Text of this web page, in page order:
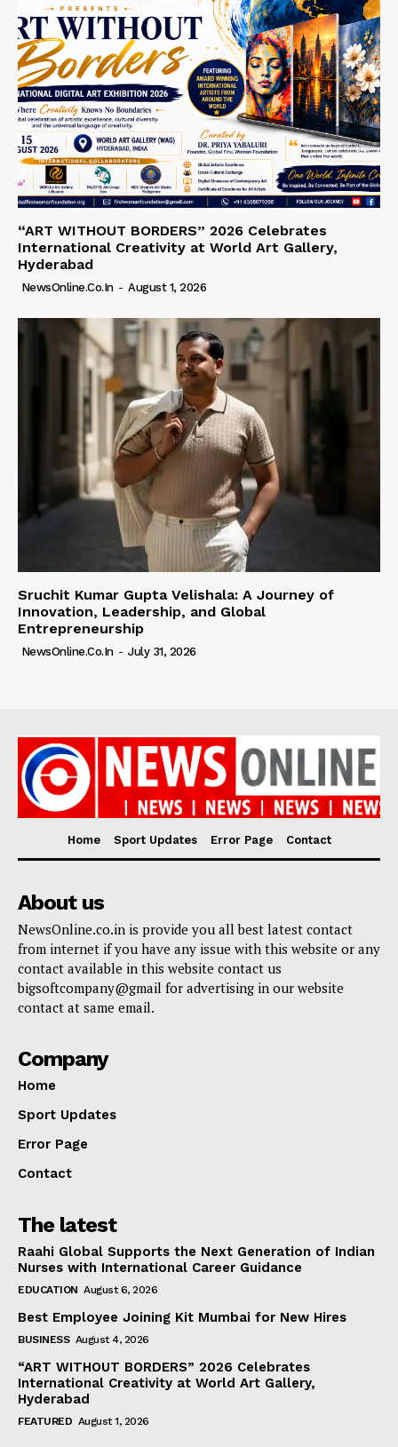
“ART WITHOUT BORDERS” 2026 Celebrates
International Creativity at World Art Gallery,
Hyderabad
NewsOnline.co.in - August 1, 2026
Sruchit Kumar Gupta Velishala: A Journey of
Innovation, Leadership, and Global
Entrepreneurship
NewsOnline.co.in - July 31, 2026
Home Sport Updates Error Page Contact
About us
NewsOnline.co.in is provide you all best latest contact
from internet if you have any issue with this website or any
contact available in this website contact us
bigsoftcompany@gmail for advertising in our website
contact at same email.
Company
Home
Sport Updates
Error Page
Contact
The latest
Raahi Global Supports the Next Generation of Indian
Nurses with International Career Guidance
EDUCATION August 6, 2026
Best Employee Joining Kit Mumbai for New Hires
BUSINESS August 4, 2026
“ART WITHOUT BORDERS” 2026 Celebrates
International Creativity at World Art Gallery,
Hyderabad
FEATURED August 1, 2026